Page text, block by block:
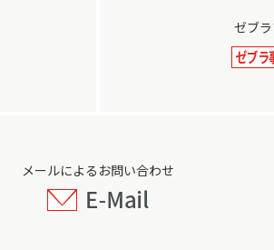
ゼブ
メールによるお問い合わせ